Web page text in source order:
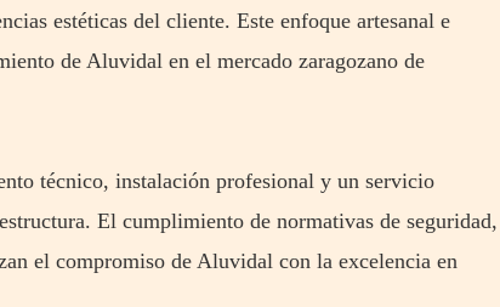
estéticas del cliente. Este enfoque artesanal e
de Aluvidal en el mercado zaragozano de
técnico, instalación profesional y un servicio
El cumplimiento de normativas de seguridad,
el compromiso de Aluvidal con la excelencia en